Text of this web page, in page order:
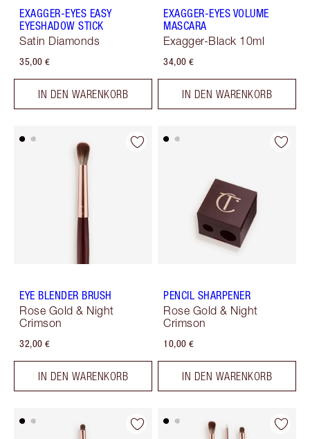
EXAGGER-EYES EASY
EYESHADOW STICK
Satin Diamonds
35,00 €
IN DEN WARENKORB
EXAGGER-EYES VOLUME
MASCARA
Exagger-Black 10ml
34,00 €
IN DEN WARENKORB
EYE BLENDER BRUSH
Rose Gold & Night
Crimson
32,00 €
IN DEN WARENKORB
PENCIL SHARPENER
Rose Gold & Night
Crimson
10,00 €
IN DEN WARENKORB